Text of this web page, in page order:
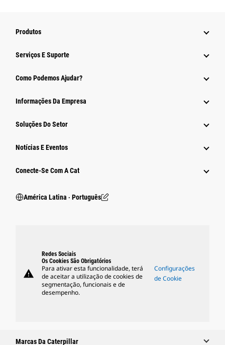
Produtos
Serviços E Suporte
Como Podemos Ajudar?
Informações Da Empresa
Soluções Do Setor
Notícias E Eventos
Conecte-Se Com A Cat
América Latina ‧ Português
warning
Redes Sociais
Os Cookies São Obrigatórios
Para ativar esta funcionalidade, terá
de aceitar a utilização de cookies de
segmentação, funcionais e de
desempenho.
Configurações
de Cookie
Marcas Da Caterpillar